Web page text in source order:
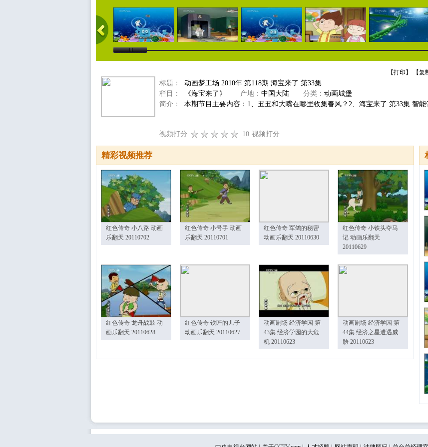
【打印 】 【复
标题：
动画梦工场 2010年 第118期 海宝来了 第33集
栏目：
《海宝来了》 产地： 中国大陆 分类： 动画城堡
简介：
本期节目主要内容：1、丑丑和大嘴在哪里收集春风？2、海宝来了 第33集 智
视频打分 10 视频打分
精彩视频推荐
红色传奇 小八路 动画
乐翻天 20110702
红色传奇 小号手 动画
乐翻天 20110701
红色传奇 军鸽的秘密
动画乐翻天 20110630
红色传奇 小铁头夺马
记 动画乐翻天
20110629
红色传奇 龙舟战鼓 动
画乐翻天 20110628
红色传奇 铁匠的儿子
动画乐翻天 20110627
动画剧场 经济学园 第
43集 经济学园的大危
机 20110623
动画剧场 经济学园 第
44集 经济之星遭遇威
胁 20110623